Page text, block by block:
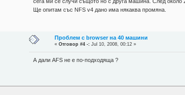
Ще опитам със NFS v4 дано има някаква промяна.
Проблем с browser на 40 машини
«Отговор #4 -: Jul 10, 2008, 00:12 »
А дали AFS не е по-подходяща ?